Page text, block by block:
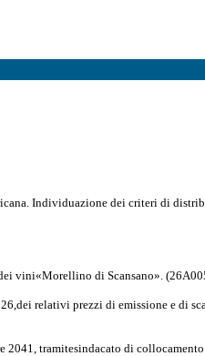
Individuazione dei criteri di
vini«Morellino di Scansano».
relativi prezzi di emissione e di
2041, tramitesindacato di